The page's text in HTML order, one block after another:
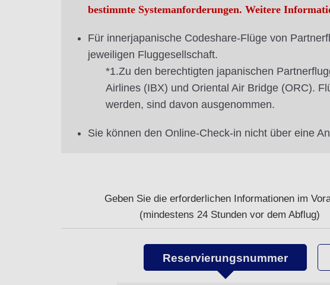
bestimmte Systemanforderungen. Weitere
Für innerjapanische Codeshare-Flüge von
jeweiligen Fluggesellschaft.
*1.Zu den berechtigten japanischen
Airlines (IBX) und Oriental Air Bridge (ORC).
werden, sind davon ausgenommen.
Sie können den Online-Check-in nicht über eine
Geben Sie die erforderlichen Informationen im
(mindestens 24 Stunden vor dem Abflug)
Reservierungsnummer